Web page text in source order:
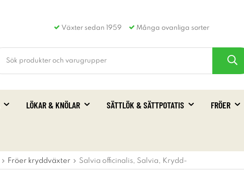
Växter sedan 1959 Många ovanliga sorter
LÖKAR & KNÖLAR SÄTTLÖK & SÄTTPOTATIS FRÖER
Fröer kryddväxter Salvia officinalis, Salvia, Krydd-